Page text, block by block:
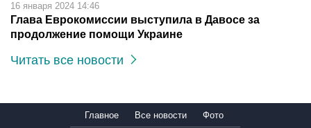
16 января 2024 14:46
Глава Еврокомиссии выступила в Давосе за
продолжение помощи Украине
Читать все новости
Главное Все новости Фото